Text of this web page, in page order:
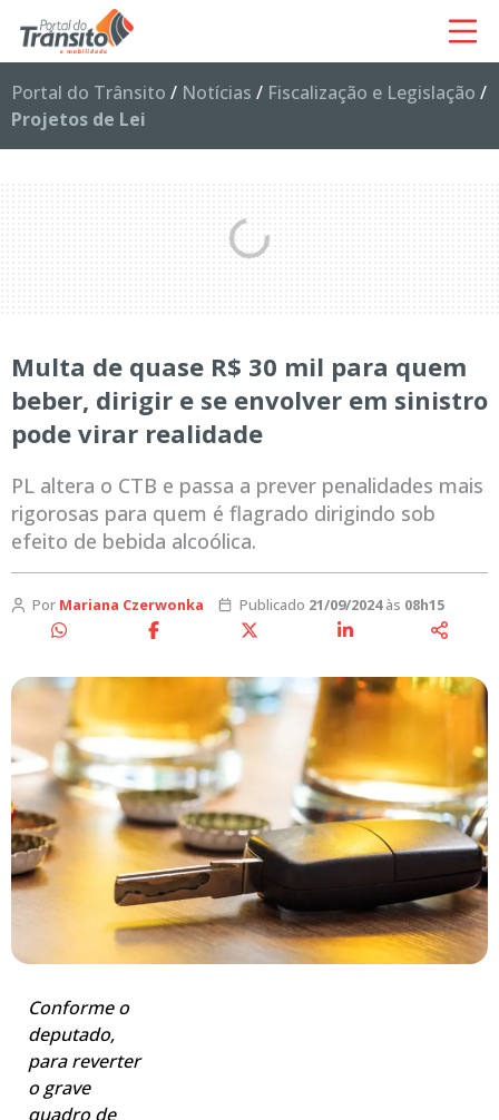
Portal do Trânsito / Notícias / Fiscalização e Legislação /
Projetos de Lei
Multa de quase R$ 30 mil para quem
beber, dirigir e se envolver em sinistro
pode virar realidade
PL altera o CTB e passa a prever penalidades mais
rigorosas para quem é flagrado dirigindo sob
efeito de bebida alcoólica.
Por Mariana Czerwonka Publicado 21/09/2024às 08h15
Conforme o
deputado,
para reverter
o grave
quadro de